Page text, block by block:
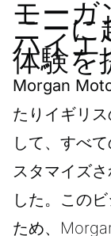
モーガ
ニーに
ハイエ
体験を
Morgan
たりイギリ
して、すべ
スタマイズ
した。この
ため、